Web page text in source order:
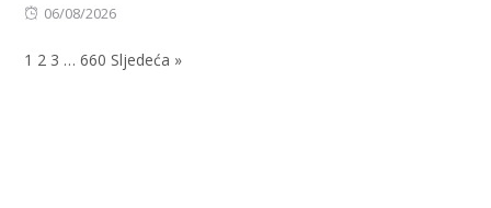
Posted
06/08/2026
1 2 3 … 660 Sljedeća »